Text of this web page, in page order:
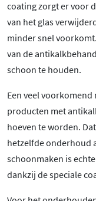
coating zorgt er voor
van het glas
minder snel
van de
schoon te houden.
Een veel
producten met
hoeven te worden.
hetzelfde onderhoud
schoonmaken is
dankzij de speciale